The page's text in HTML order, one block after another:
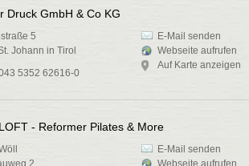
Druck GmbH & Co KG
5
Johann in Tirol
5352 62616-0
E-Mail senden
Webseite aufrufen
Auf Karte anzeigen
- Reformer Pilates & More
2
E-Mail senden
Webseite aufrufen